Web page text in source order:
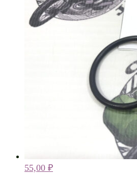
55,00 ₽